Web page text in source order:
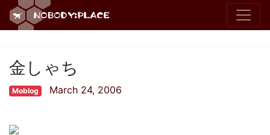
金しゃち
Moblog March 24, 2006